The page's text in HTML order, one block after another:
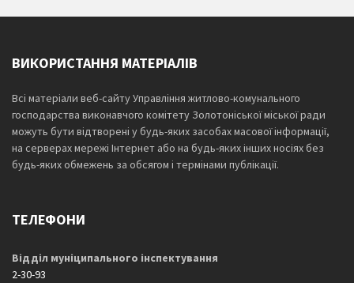
ВИКОРИСТАННЯ МАТЕРІАЛІВ
Всі матеріали веб-сайту Управління житлово-комунального
господарства виконавчого комітету Золотоніської міської ради
можуть бути відтворені у будь-яких засобах масової інформації,
на серверах мережі Інтернет або на будь-яких інших носіях без
будь-яких обмежень за обсягом і термінами публікації.
ТЕЛЕФОНИ
Відділ муніципального інспектування
2-30-93